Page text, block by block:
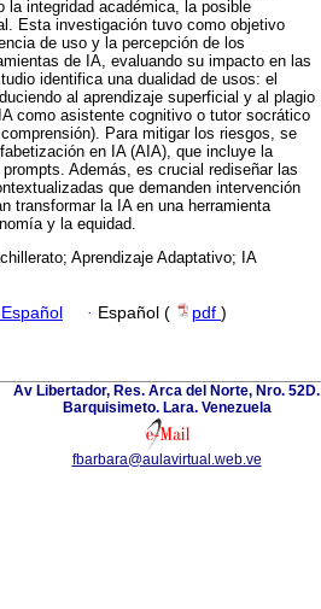
integridad académica, la posible
Esta investigación tuvo como objetivo
de uso y la percepción de los
de IA, evaluando su impacto en las
identifica una dualidad de usos: el
al aprendizaje superficial y al plagio
como asistente cognitivo o tutor socrático
Para mitigar los riesgos, se
en IA (AIA), que incluye la
Además, es crucial rediseñar las
que demanden intervención
transformar la IA en una herramienta
y la equidad.
Aprendizaje Adaptativo; IA
· Español ( pdf )
Av Libertador, Res. Arca del Norte, Nro. 52D.
Barquisimeto. Lara. Venezuela
fbarbara@aulavirtual.web.ve